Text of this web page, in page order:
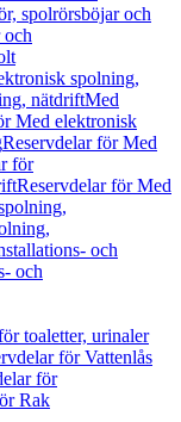
spolrörsböjar och
och
spolning,
nätdriftMed
Med elektronisk
Reservdelar för Med
för
Reservdelar för Med
och
och
toaletter, urinaler
för Vattenlås
för
Rak